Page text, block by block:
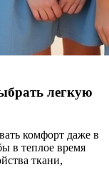
легкую
комфорт даже в
в теплое время
ткани,